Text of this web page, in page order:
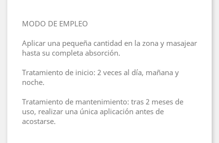
MODO DE EMPLEO
Aplicar una pequeña cantidad en la zona y masajear
hasta su completa absorción.
Tratamiento de inicio: 2 veces al día, mañana y
noche.
Tratamiento de mantenimiento: tras 2 meses de
uso, realizar una única aplicación antes de
acostarse.